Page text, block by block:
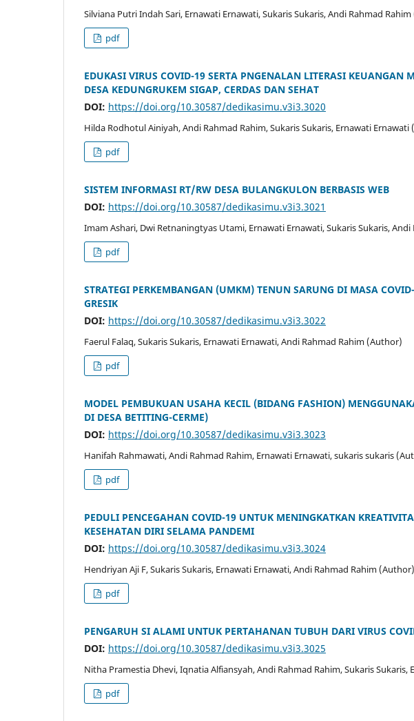
Silviana Putri Indah Sari, Ernawati Ernawati, Sukaris Sukaris, Andi Rahmad
pdf
EDUKASI VIRUS COVID-19 SERTA PNGENALAN LITERASI
DESA KEDUNGRUKEM SIGAP, CERDAS DAN SEHAT
DOI: https://doi.org/10.30587/dedikasimu.v3i3.3020
Hilda Rodhotul Ainiyah, Andi Rahmad Rahim, Sukaris Sukaris, Ernawati Ernawati
pdf
SISTEM INFORMASI RT/RW DESA BULANGKULON BERBASIS WEB
DOI: https://doi.org/10.30587/dedikasimu.v3i3.3021
Imam Ashari, Dwi Retnaningtyas Utami, Ernawati Ernawati, Sukaris Sukaris,
pdf
STRATEGI PERKEMBANGAN (UMKM) TENUN SARUNG DI MASA
GRESIK
DOI: https://doi.org/10.30587/dedikasimu.v3i3.3022
Faerul Falaq, Sukaris Sukaris, Ernawati Ernawati, Andi Rahmad Rahim (Author)
pdf
MODEL PEMBUKUAN USAHA KECIL (BIDANG FASHION)
DI DESA BETITING-CERME)
DOI: https://doi.org/10.30587/dedikasimu.v3i3.3023
Hanifah Rahmawati, Andi Rahmad Rahim, Ernawati Ernawati, sukaris sukaris
pdf
PEDULI PENCEGAHAN COVID-19 UNTUK MENINGKATKAN
KESEHATAN DIRI SELAMA PANDEMI
DOI: https://doi.org/10.30587/dedikasimu.v3i3.3024
Hendriyan Aji F, Sukaris Sukaris, Ernawati Ernawati, Andi Rahmad Rahim (Author)
pdf
PENGARUH SI ALAMI UNTUK PERTAHANAN TUBUH DARI VIRUS
DOI: https://doi.org/10.30587/dedikasimu.v3i3.3025
Nitha Pramestia Dhevi, Iqnatia Alfiansyah, Andi Rahmad Rahim, Sukaris
pdf